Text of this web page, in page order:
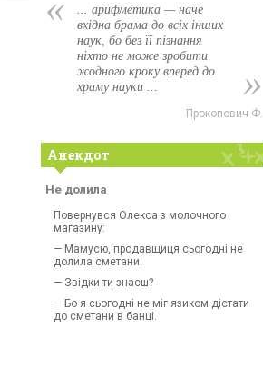
... арифметика — наче
вхідна брама до всіх інших
наук, бо без її пізнання
ніхто не може зробити
жодного кроку вперед до
храму науки ...
Прокопович Ф.
Анекдот
Не долила
Повернувся Олекса з молочного
магазину:
— Мамусю, продавщиця сьогодні не
долила сметани.
— Звідки ти знаєш?
— Бо я сьогодні не міг язиком дістати
до сметани в банці.